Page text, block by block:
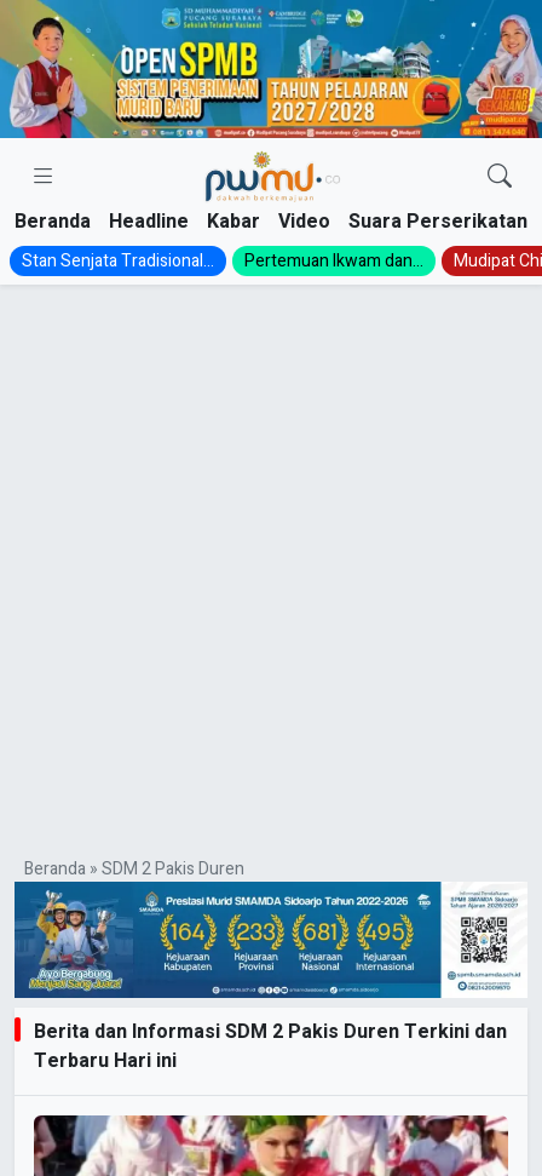
Skip
content
Beranda Headline Kabar Video Suara Perserikatan
Stan Senjata Tradisional... Pertemuan Ikwam dan... Mudipat
Beranda»SDM 2 Pakis Duren
Berita dan Informasi SDM 2 Pakis Duren Terkini dan
Terbaru Hari ini